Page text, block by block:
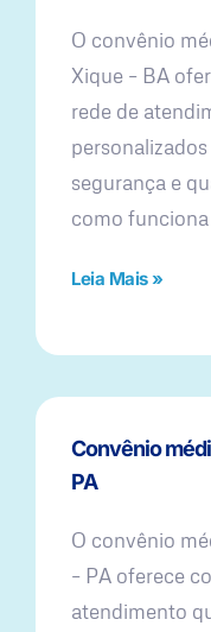
O convênio
Xique – BA
rede de
segurança e
como
Leia Mais »
Convênio
PA
O convênio
– PA oferece
atendimento